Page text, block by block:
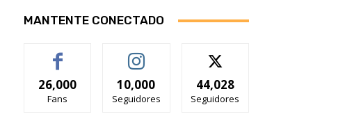
MANTENTE CONECTADO
26,000
Fans
10,000
Seguidores
44,028
Seguidores